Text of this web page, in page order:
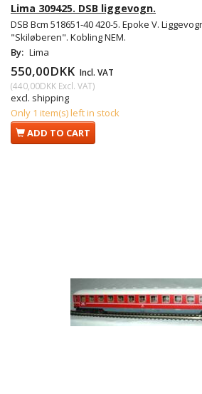
Lima 309425. DSB liggevogn.
DSB Bcm 518651-40 420-5. Epoke V.
"Skiløberen". Kobling NEM.
By: Lima
550,00DKK Incl. VAT
(440,00DKK Excl. VAT)
excl. shipping
Only 1 item(s) left in stock
ADD TO CART